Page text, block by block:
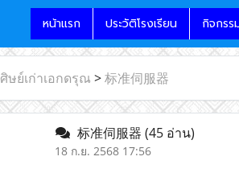
หน้าแรก ประวัติโรงเรียน กิจกรร
ศิษย์เก่าเอกดรุณ >标准伺服器
标准伺服器 (45 อ่าน)
18 ก.ย. 2568 17:56